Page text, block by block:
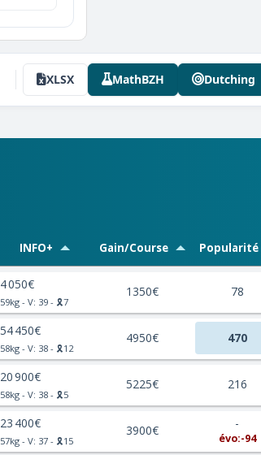
XLSX MathBZH Dutching
INFO+ Gain/Course Popularité
4 050€
59kg - V: 39 - 🎗️7
1350€ 78
54 450€
58kg - V: 38 - 🎗️12
4950€ 470
20 900€
58kg - V: 38 - 🎗️5
5225€ 216
23 400€
57kg - V: 37 - 🎗️15
3900€ -
évo:-94